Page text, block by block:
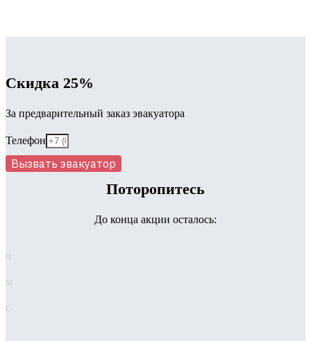
Скидка 25%
За предварительный заказ эвакуатора
Телефон
Вызвать эвакуатор
Поторопитесь
До конца акции осталось:
ч
м
с